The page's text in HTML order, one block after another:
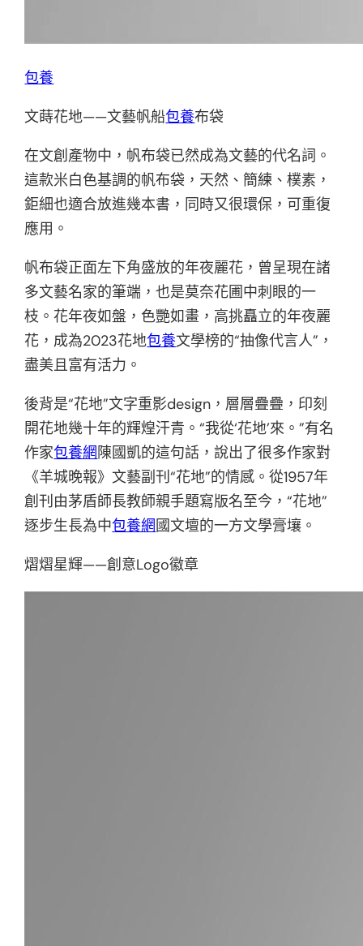
包養
文蒔花地——文藝帆船包養布袋
在文創產物中，帆布袋已然成為文藝的代名詞。
這款米白色基調的帆布袋，天然、簡練、樸素，
鉅細也適合放進幾本書，同時又很環保，可重復
應用。
帆布袋正面左下角盛放的年夜麗花，曾呈現在諸
多文藝名家的筆端，也是莫奈花圃中刺眼的一
枝。花年夜如盤，色艷如畫，高挑矗立的年夜麗
花，成為2023花地包養文學榜的“抽像代言人”，
盡美且富有活力。
後背是“花地”文字重影design，層層疊疊，印刻
開花地幾十年的輝煌汗青。“我從‘花地’來。”有名
作家包養網陳國凱的這句話，說出了很多作家對
《羊城晚報》文藝副刊“花地”的情感。從1957年
創刊由茅盾師長教師親手題寫版名至今，“花地”
逐步生長為中包養網國文壇的一方文學膏壤。
熠熠星輝——創意Logo徽章